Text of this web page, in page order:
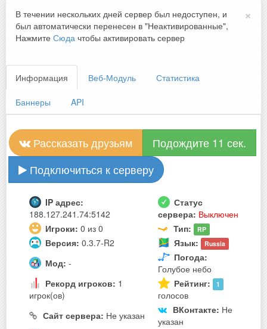
×
В течении нескольких дней сервер был недоступен, и
был автоматически перенесен в "Неактивированные",
Нажмите Сюда чтобы активировать сервер
Информация Веб-Модуль Статистика
Баннеры API
Рассказать друзьям
Подождите 10 сек.
Подключиться к серверу
IP адрес:
188.127.241.74:5142
Статус
сервера: Выключен
Игроки: 0 из 0 Тип: RP
Версия: 0.3.7-R2 Язык: Russia
Мод: -
Погода:
Голубое небо
Рекорд игроков: 1
игрок(ов)
Рейтинг: 1
голосов
Сайт сервера: Не указан ВКонтакте: Не
указан